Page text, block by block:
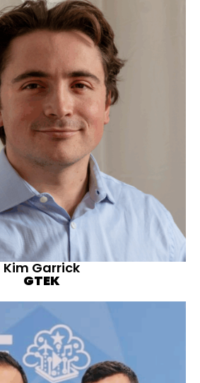
Kim Garrick
GTEK